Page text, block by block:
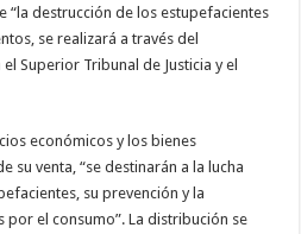
“la destrucción de los estupefacientes
se realizará a través del
Superior Tribunal de Justicia y el
económicos y los bienes
su venta, “se destinarán a la lucha
su prevención y la
el consumo”. La distribución se